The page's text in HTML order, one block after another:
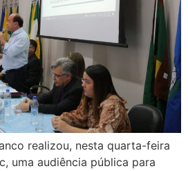
realizou, nesta quarta-feira
uma audiência pública para